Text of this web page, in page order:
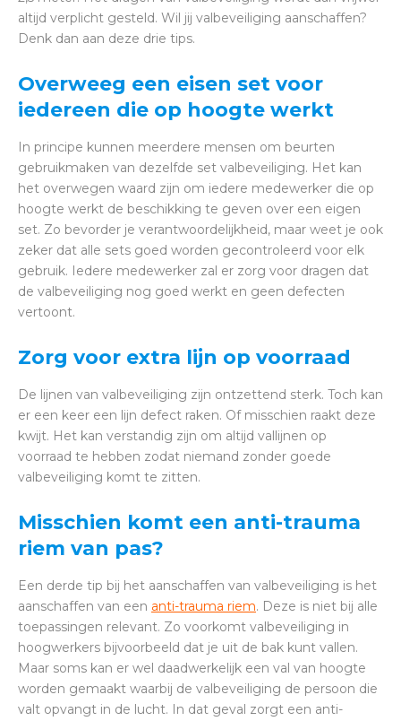
altijd verplicht gesteld. Wil jij valbeveiliging aanschaffen?
Denk dan aan deze drie tips.
Overweeg een eisen set voor
iedereen die op hoogte werkt
In principe kunnen meerdere mensen om beurten
gebruikmaken van dezelfde set valbeveiliging. Het kan
het overwegen waard zijn om iedere medewerker die op
hoogte werkt de beschikking te geven over een eigen
set. Zo bevorder je verantwoordelijkheid, maar weet je ook
zeker dat alle sets goed worden gecontroleerd voor elk
gebruik. Iedere medewerker zal er zorg voor dragen dat
de valbeveiliging nog goed werkt en geen defecten
vertoont.
Zorg voor extra lijn op voorraad
De lijnen van valbeveiliging zijn ontzettend sterk. Toch kan
er een keer een lijn defect raken. Of misschien raakt deze
kwijt. Het kan verstandig zijn om altijd vallijnen op
voorraad te hebben zodat niemand zonder goede
valbeveiliging komt te zitten.
Misschien komt een anti-trauma
riem van pas?
Een derde tip bij het aanschaffen van valbeveiliging is het
aanschaffen van een anti-trauma riem. Deze is niet bij alle
toepassingen relevant. Zo voorkomt valbeveiliging in
hoogwerkers bijvoorbeeld dat je uit de bak kunt vallen.
Maar soms kan er wel daadwerkelijk een val van hoogte
worden gemaakt waarbij de valbeveiliging de persoon die
valt opvangt in de lucht. In dat geval zorgt een anti-